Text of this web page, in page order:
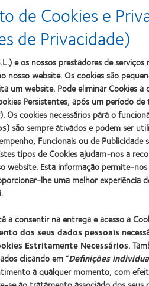
Learn
more
about
&
2010
Melhores
Empresas
para
Líderes
(2012)
de contacto
Lentes
Novo
de Cookies e
de Privacidade)
e os nossos prestadores de
nosso website. Os cookies são
um website. Pode eliminar Cookies
Persistentes, após um período de
Os cookies necessários para o
) são sempre ativados e podem ser
Funcionais ou de
tipos de Cookies ajudam-nos a
website. Esta informação permite-
lhe uma melhor experiência
a consentir na entrega e acesso a
dos seus dados pessoais
Estritamente Necessários.
clicando em “Definições
a qualquer momento, com